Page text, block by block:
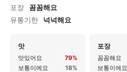
포장
꼼꼼해요
유통기한
넉넉해요
맛
맛있어요
79%
보통이에요
18%
포장
꼼꼼해요
보통이에요